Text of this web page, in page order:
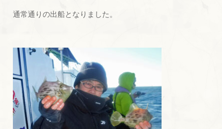
通常通りの出船となりました。